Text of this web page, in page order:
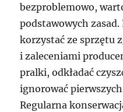
bezproblemowo,
podstawowych
korzystać ze sprzętu
i zaleceniami
pralki, odkładać
ignorować
Regularna